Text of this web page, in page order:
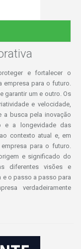
e fortalecer o
empresa para o futuro.
garantir um e outro. Os
e velocidade,
a busca pela inovação
e a longevidade das
contexto atual e, em
para o futuro.
e significado do
diferentes visões e
e o passo a passo para
verdadeiramente